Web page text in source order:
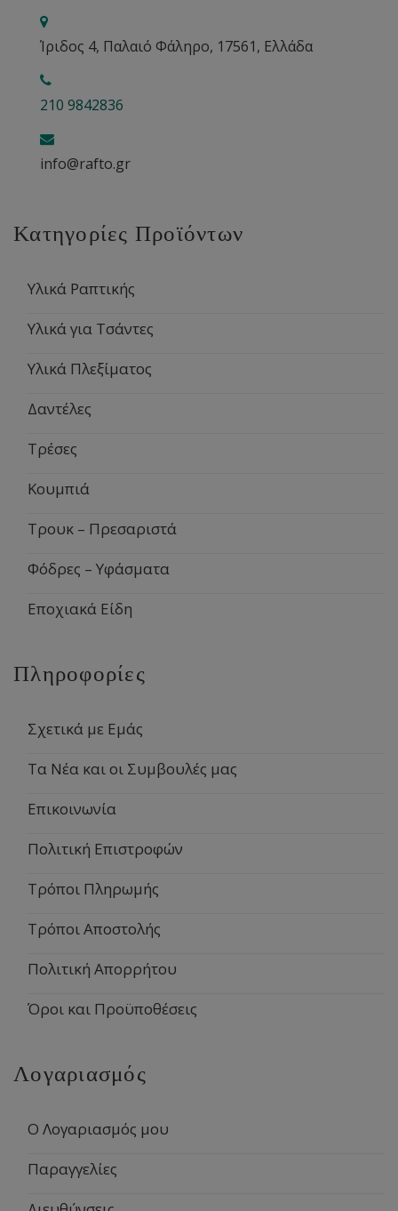
Ίριδος 4, Παλαιό Φάληρο, 17561, Ελλάδα
210 9842836
info@rafto.gr
Κατηγορίες Προϊόντων
Υλικά Ραπτικής
Υλικά για Τσάντες
Υλικά Πλεξίματος
Δαντέλες
Τρέσες
Κουμπιά
Τρουκ – Πρεσαριστά
Φόδρες – Υφάσματα
Εποχιακά Είδη
Πληροφορίες
Σχετικά με Εμάς
Τα Νέα και οι Συμβουλές μας
Επικοινωνία
Πολιτική Επιστροφών
Τρόποι Πληρωμής
Τρόποι Αποστολής
Πολιτική Απορρήτου
Όροι και Προϋποθέσεις
Λογαριασμός
Ο Λογαριασμός μου
Παραγγελίες